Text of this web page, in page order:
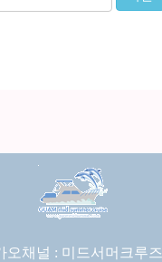
오채널 : 미드서머크루즈